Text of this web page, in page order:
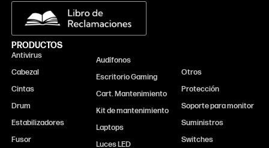
PRODUCTOS
Antivirus
Cabezal
Cintas
Drum
Estabilizadores
Fusor
Audífonos
Escritorio Gaming
Cart. Mantenimiento
Kit de mantenimiento
Laptops
Luces LED
Otros
Protección
Soporte para monitor
Suministros
Switches